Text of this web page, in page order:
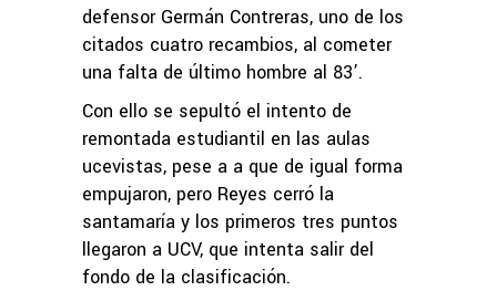
defensor Germán Contreras, uno de los
citados cuatro recambios, al cometer
una falta de último hombre al 83’.
Con ello se sepultó el intento de
remontada estudiantil en las aulas
ucevistas, pese a a que de igual forma
empujaron, pero Reyes cerró la
santamaría y los primeros tres puntos
llegaron a UCV, que intenta salir del
fondo de la clasificación.